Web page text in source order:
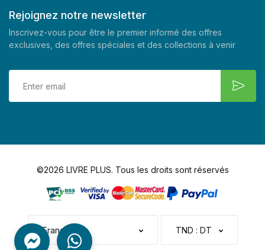
Rejoignez notre newsletter
Inscrivez-vous pour être le premier informé des offres
exclusives, des offres spéciales et des collections à venir
©2026 LIVRE PLUS. Tous les droits sont réservés
Français TND : DT